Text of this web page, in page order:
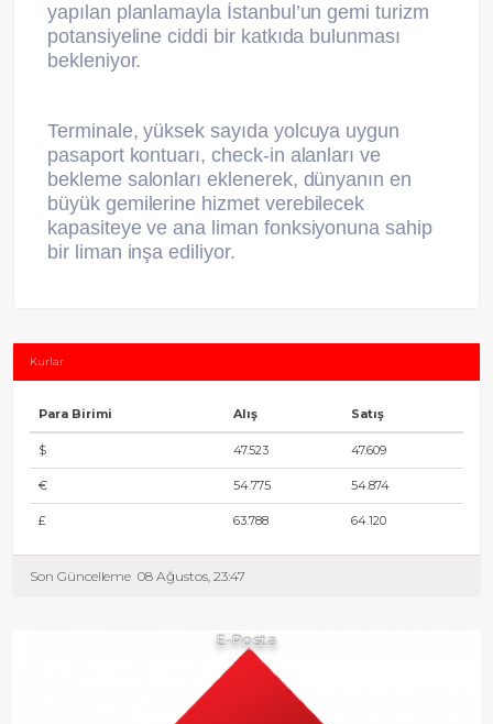
yapılan planlamayla İstanbul’un gemi turizm
potansiyeline ciddi bir katkıda bulunması
bekleniyor.
Terminale, yüksek sayıda yolcuya uygun
pasaport kontuarı, check-in alanları ve
bekleme salonları eklenerek, dünyanın en
büyük gemilerine hizmet verebilecek
kapasiteye ve ana liman fonksiyonuna sahip
bir liman inşa ediliyor.
Kurlar
Para Birimi Alış Satış
$ 47.523 47.609
€ 54.775 54.874
£ 63.788 64.120
Son Güncelleme 08 Ağustos, 23:47
E-Posta